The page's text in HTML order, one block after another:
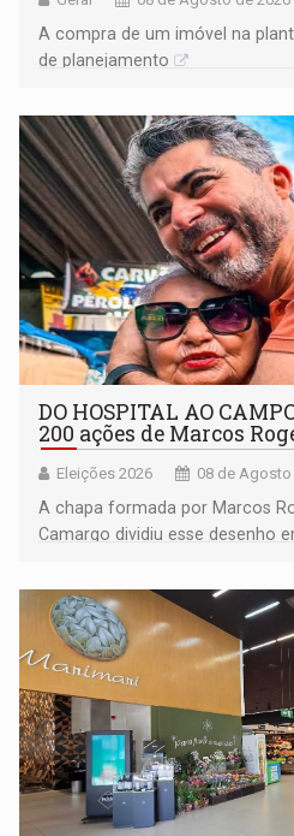
A compra de um imóvel na
de planejamento
DO HOSPITAL AO
200 ações de Marcos
Eleições 2026 08 de Agosto
A chapa formada por Marcos
Camargo dividiu esse desenho